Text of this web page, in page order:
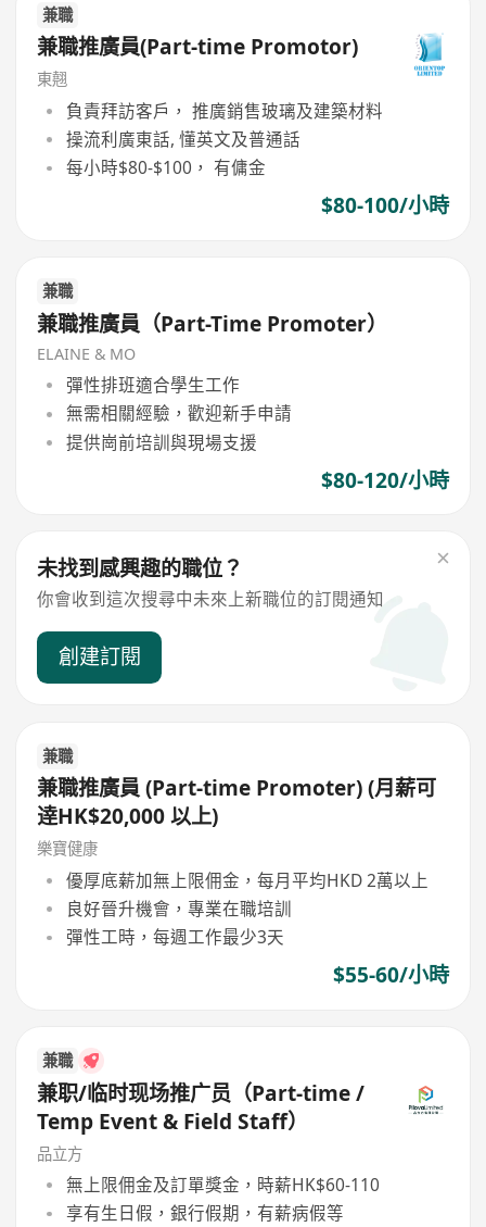
兼職
兼職推廣員(Part-time Promotor)
東翹
負責拜訪客戶， 推廣銷售玻璃及建築材料
操流利廣東話, 懂英文及普通話
每小時$80-$100， 有傭金
$80-100/小時
兼職
兼職推廣員（Part-Time Promoter）
ELAINE & MO
彈性排班適合學生工作
無需相關經驗，歡迎新手申請
提供崗前培訓與現場支援
$80-120/小時
未找到感興趣的職位？
你會收到這次搜尋中未來上新職位的訂閱通知
創建訂閱
兼職
兼職推廣員 (Part-time Promoter) (月薪可
逹HK$20,000 以上)
樂寶健康
優厚底薪加無上限佣金，每月平均HKD 2萬以上
良好晉升機會，專業在職培訓
彈性工時，每週工作最少3天
$55-60/小時
兼職
兼职/临时现场推广员（Part-time /
Temp Event & Field Staff）
品立方
無上限佣金及訂單獎金，時薪HK$60-110
享有生日假，銀行假期，有薪病假等